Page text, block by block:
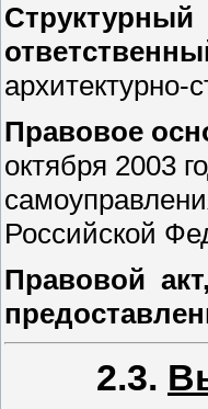
Структурный
архитектурно-
Правовое
октября 2003
Российской
Правовой
2.3.